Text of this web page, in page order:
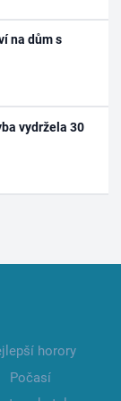
na dům s
vydržela 30
horory
Počasí